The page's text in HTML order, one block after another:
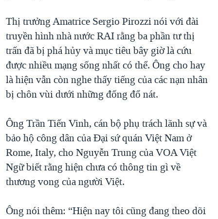
Thị trưởng Amatrice Sergio Pirozzi nói với đài
truyền hình nhà nước RAI rằng ba phần tư thị
trấn đã bị phá hủy và mục tiêu bây giờ là cứu
được nhiều mạng sống nhất có thể. Ông cho hay
là hiện vẫn còn nghe thấy tiếng của các nạn nhân
bị chôn vùi dưới những đống đổ nát.
Ông Trần Tiến Vinh, cán bộ phụ trách lãnh sự và
bảo hộ công dân của Đại sứ quán Việt Nam ở
Rome, Italy, cho Nguyễn Trung của VOA Việt
Ngữ biết rằng hiện chưa có thông tin gì về
thương vong của người Việt.
Ông nói thêm: “Hiện nay tôi cũng đang theo dõi